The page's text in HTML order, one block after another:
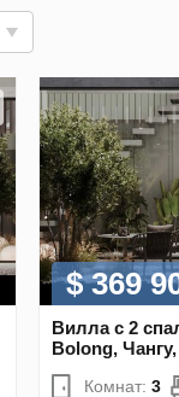
$ 369
Вилла с 2
Bolong,
Комнат: 3